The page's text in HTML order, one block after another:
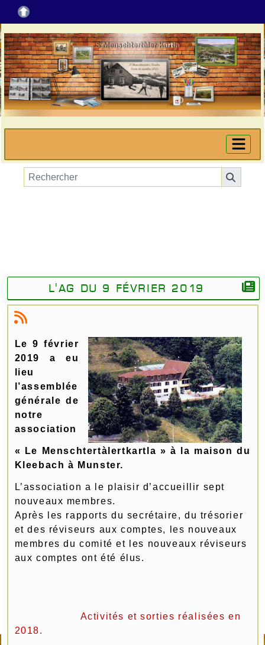
L'AG du 9 février 2019
Le 9 février
2019 a eu
lieu
l’assemblée
générale de
notre
association
« Le Menschtertàlertkartla » à la maison du
Kleebach à Munster.
L’association a le plaisir d’accueillir sept
nouveaux membres.
Après les rapports du secrétaire, du trésorier
et des réviseurs aux comptes, les nouveaux
membres du comité et les nouveaux réviseurs
aux comptes ont été élus.
Activités et sorties réalisées en
2018.